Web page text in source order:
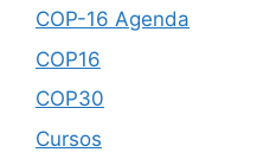
COP-16 Agenda
COP16
COP30
Cursos